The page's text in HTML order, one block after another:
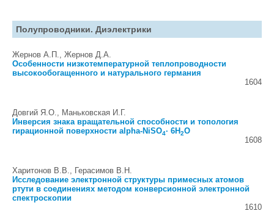
Полупроводники. Диэлектрики
Жернов А.П., Жернов Д.А.
Особенности низкотемпературной теплопроводности
высокообогащенного и натурального германия
1604
Довгий Я.О., Маньковская И.Г.
Инверсия знака вращательной способности и топология
гирационной поверхности alpha-NiSO4· 6H2O
1608
Харитонов В.В., Герасимов В.Н.
Исследование электронной структуры примесных атомов
ртути в соединениях методом конверсионной электронной
спектроскопии
1610